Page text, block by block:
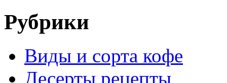
Рубрики
Виды и сорта кофе
Десерты рецепты